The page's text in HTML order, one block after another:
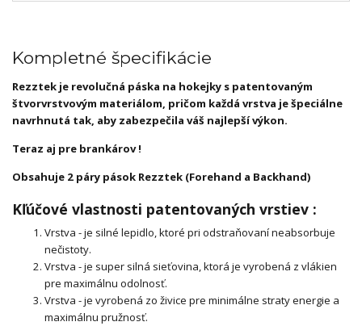
Kompletné špecifikácie
Rezztek je revolučná páska na hokejky s patentovaným
štvorvrstvovým materiálom, pričom každá vrstva je špeciálne
navrhnutá tak, aby zabezpečila váš najlepší výkon.
Teraz aj pre brankárov !
Obsahuje 2 páry pások Rezztek (Forehand a Backhand)
Kľúčové vlastnosti patentovaných vrstiev :
Vrstva - je silné lepidlo, ktoré pri odstraňovaní neabsorbuje
nečistoty.
Vrstva - je super silná sieťovina, ktorá je vyrobená z vlákien
pre maximálnu odolnosť.
Vrstva - je vyrobená zo živice pre minimálne straty energie a
maximálnu pružnosť.